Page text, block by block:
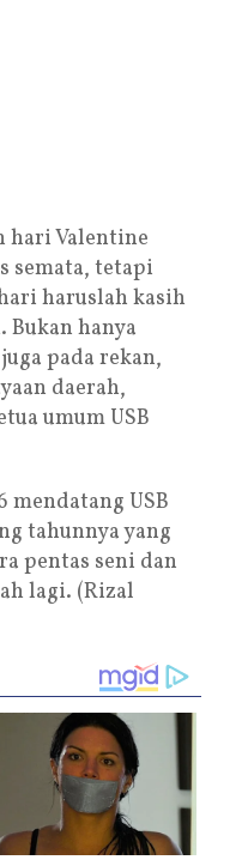
hari Valentine
semata, tetapi
haruslah kasih
hanya
pada rekan,
daerah,
umum USB
mendatang USB
tahunnya yang
pentas seni dan
lagi. (Rizal